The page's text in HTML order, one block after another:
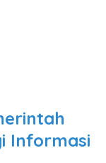
Informasi